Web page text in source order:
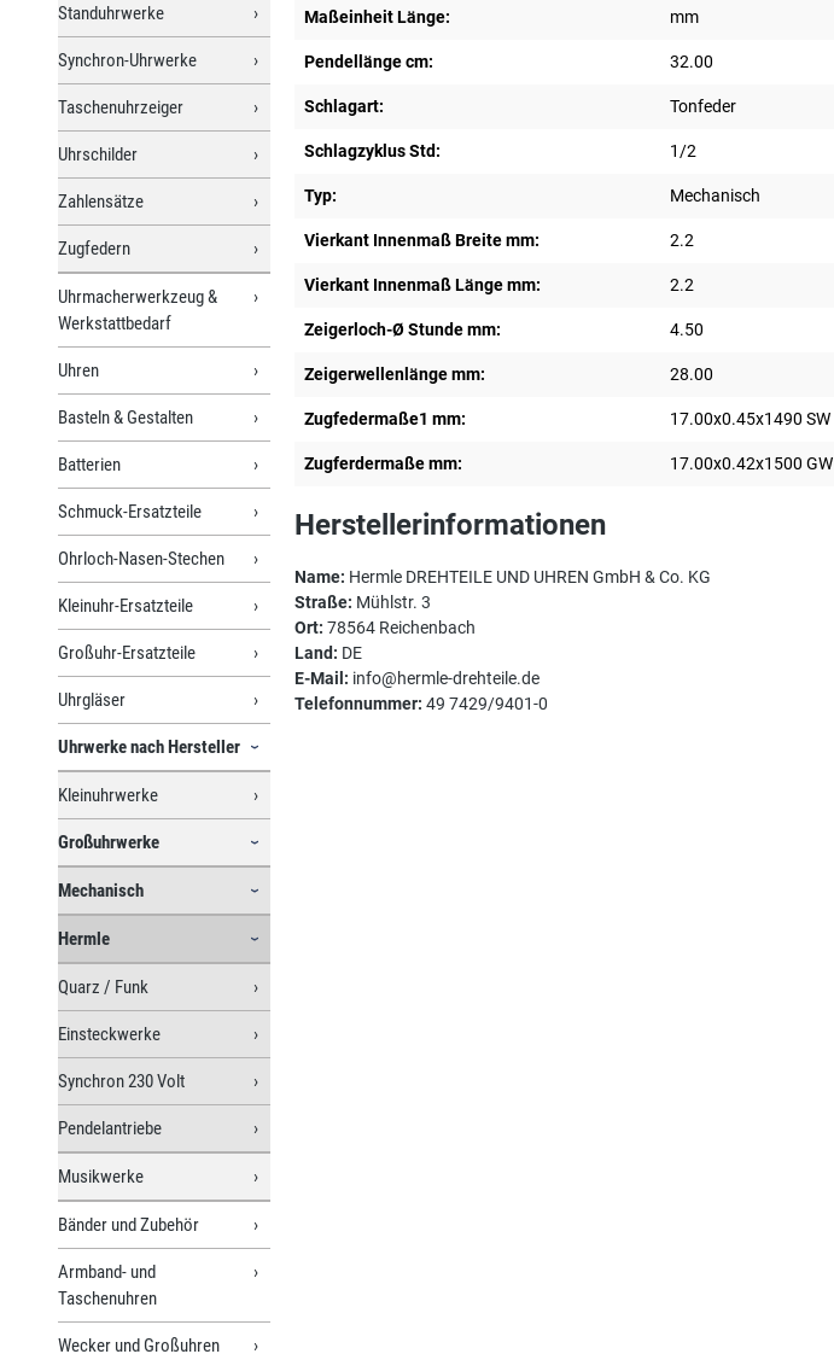
Standuhrwerke
Synchron-Uhrwerke
Taschenuhrzeiger
Uhrschilder
Zahlensätze
Zugfedern
Uhrmacherwerkzeug &
Werkstattbedarf
Uhren
Basteln & Gestalten
Batterien
Schmuck-Ersatzteile
Ohrloch-Nasen-Stechen
Kleinuhr-Ersatzteile
Großuhr-Ersatzteile
Uhrgläser
Uhrwerke nach Hersteller
Kleinuhrwerke
Großuhrwerke
Mechanisch
Hermle
Quarz / Funk
Einsteckwerke
Synchron 230 Volt
Pendelantriebe
Musikwerke
Bänder und Zubehör
Armband- und
Taschenuhren
Wecker und Großuhren
Maßeinheit Länge: mm
Pendellänge cm: 32.00
Schlagart: Tonfeder
Schlagzyklus Std: 1/2
Typ: Mechanisch
Vierkant Innenmaß Breite mm: 2.2
Vierkant Innenmaß Länge mm: 2.2
Zeigerloch-Ø Stunde mm: 4.50
Zeigerwellenlänge mm: 28.00
Zugfedermaße1 mm: 17.00x0.45x1490 SW
Zugferdermaße mm: 17.00x0.42x1500 GW
Herstellerinformationen
Name: Hermle DREHTEILE UND UHREN GmbH & Co. KG
Straße: Mühlstr. 3
Ort: 78564 Reichenbach
Land: DE
E-Mail: info@hermle-drehteile.de
Telefonnummer: 49 7429/9401-0